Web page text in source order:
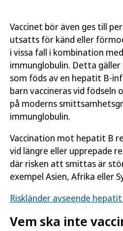
Vaccinet bör även ges till
utsatts för känd eller
i vissa fall i kombination
immunglobulin. Detta
som föds av en hepatit B-
barn vaccineras vid födseln
på moderns
immunglobulin.
Vaccination mot hepatit B
vid längre eller upprepade
där risken att smittas är
exempel Asien, Afrika eller
Riskländer avseende
Vem ska inte